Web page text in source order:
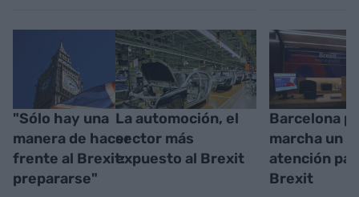
"Sólo hay una
manera de hacer
frente al Brexit:
prepararse"
La automoción, el
sector más
expuesto al Brexit
Barcelona
marcha un
atención
Brexit